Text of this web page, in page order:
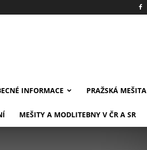
INFORMACE PRAŽSKÁ MEŠITA
MEŠITY A MODLITEBNY V ČR A SR